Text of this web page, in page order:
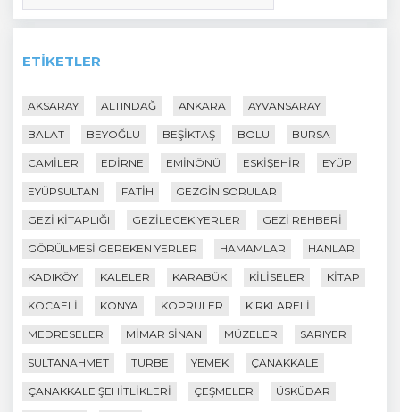
ETIKETLER
AKSARAY ALTINDAĞ ANKARA AYVANSARAY
BALAT BEYOĞLU BEŞIKTAŞ BOLU BURSA
CAMILER EDIRNE EMINÖNÜ ESKIŞEHIR EYÜP
EYÜPSULTAN FATIH GEZGIN SORULAR
GEZI KITAPLIĞI GEZILECEK YERLER GEZI REHBERI
GÖRÜLMESI GEREKEN YERLER HAMAMLAR HANLAR
KADIKÖY KALELER KARABÜK KILISELER KITAP
KOCAELI KONYA KÖPRÜLER KIRKLARELI
MEDRESELER MIMAR SINAN MÜZELER SARIYER
SULTANAHMET TÜRBE YEMEK ÇANAKKALE
ÇANAKKALE ŞEHITLIKLERI ÇEŞMELER ÜSKÜDAR